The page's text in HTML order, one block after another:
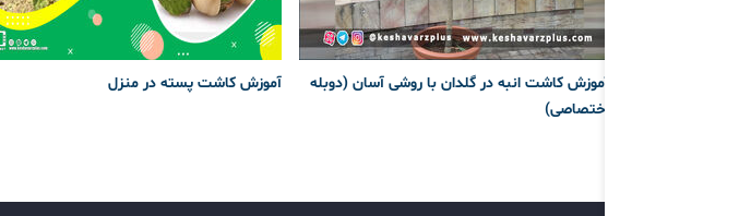
آموزش کاشت انبه در گلدان با روشی آسان (دوبله
اختصاصی)
آموزش کاشت پسته در منزل